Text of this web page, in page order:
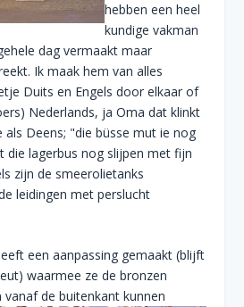
hebben een heel
kundige vakman
dag vermaakt maar
Ik maak hem van alles
Duits en Engels door elkaar of
Nederlands, ja Oma dat klinkt
als Deens; "die büsse mut ie nog
die lagerbus nog slijpen met fijn
zijn de smeerolietanks
leidingen met perslucht
een aanpassing gemaakt (blijft
waarmee ze de bronzen
vanaf de buitenkant kunnen